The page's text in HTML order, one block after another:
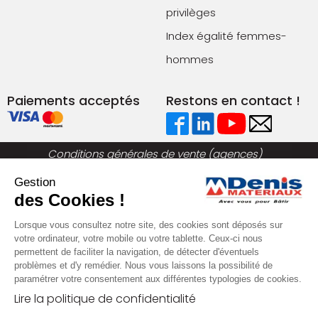
privilèges
Index égalité femmes-
hommes
Paiements acceptés Restons en contact !
Conditions générales de vente (agences)
Plan du site
Politique de confidentialité
Gestion
des Cookies !
Lorsque vous consultez notre site, des cookies sont déposés sur
votre ordinateur, votre mobile ou votre tablette. Ceux-ci nous
permettent de faciliter la navigation, de détecter d'éventuels
problèmes et d'y remédier. Nous vous laissons la possibilité de
paramétrer votre consentement aux différentes typologies de cookies.
Lire la politique de confidentialité